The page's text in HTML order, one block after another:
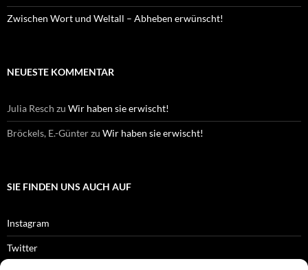
Zwischen Wort und Weltall – Abheben erwünscht!
NEUESTE KOMMENTAR
Julia Resch zu Wir haben sie erwischt!
Bröckels, E.-Günterzu Wir haben sie erwischt!
SIE FINDEN UNS AUCH AUF
Instagram
Twitter